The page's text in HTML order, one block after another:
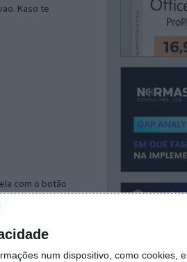
num dispositivo, como cookies, e
Kaso te
com o botão
aí
e o gestor de
ou
um visto